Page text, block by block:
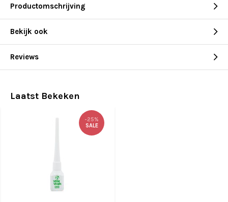
Productomschrijving
Bekijk ook
Reviews
Laatst Bekeken
-25%
SALE